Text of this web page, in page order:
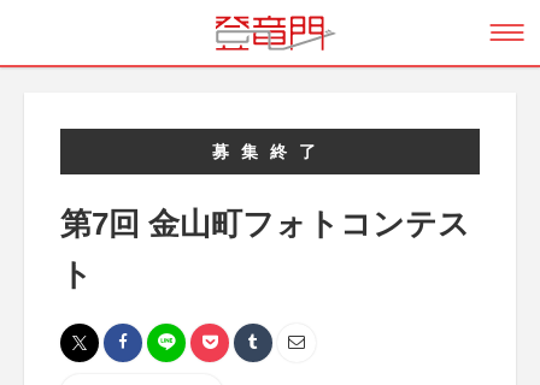
募集終了
第7回 金山町フォトコンテス
ト